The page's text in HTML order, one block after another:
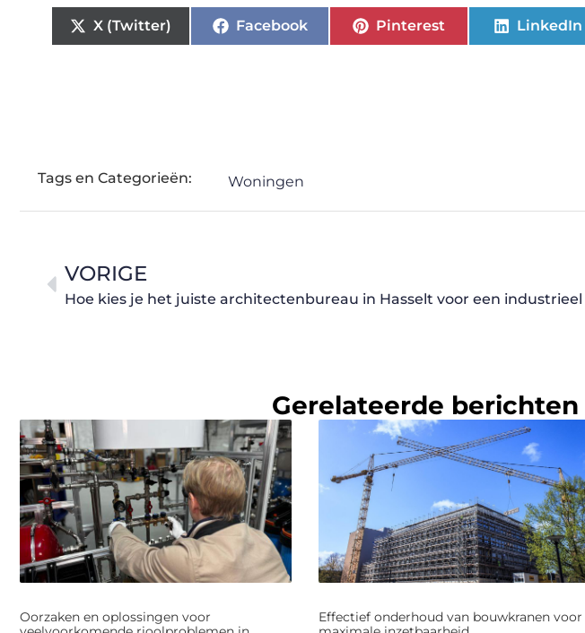
X (Twitter) Facebook Pinterest LinkedIn
Tags en Categorieën: Woningen
VORIGE
Gerelateerde berichten
Oorzaken en oplossingen voor
Effectief onderhoud van bouwkranen voor